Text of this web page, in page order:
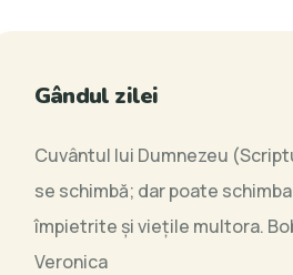
Gândul zilei
Cuvântul lui Dumnezeu
se schimbă; dar poate
împietrite şi vieţile multora.
Veronica